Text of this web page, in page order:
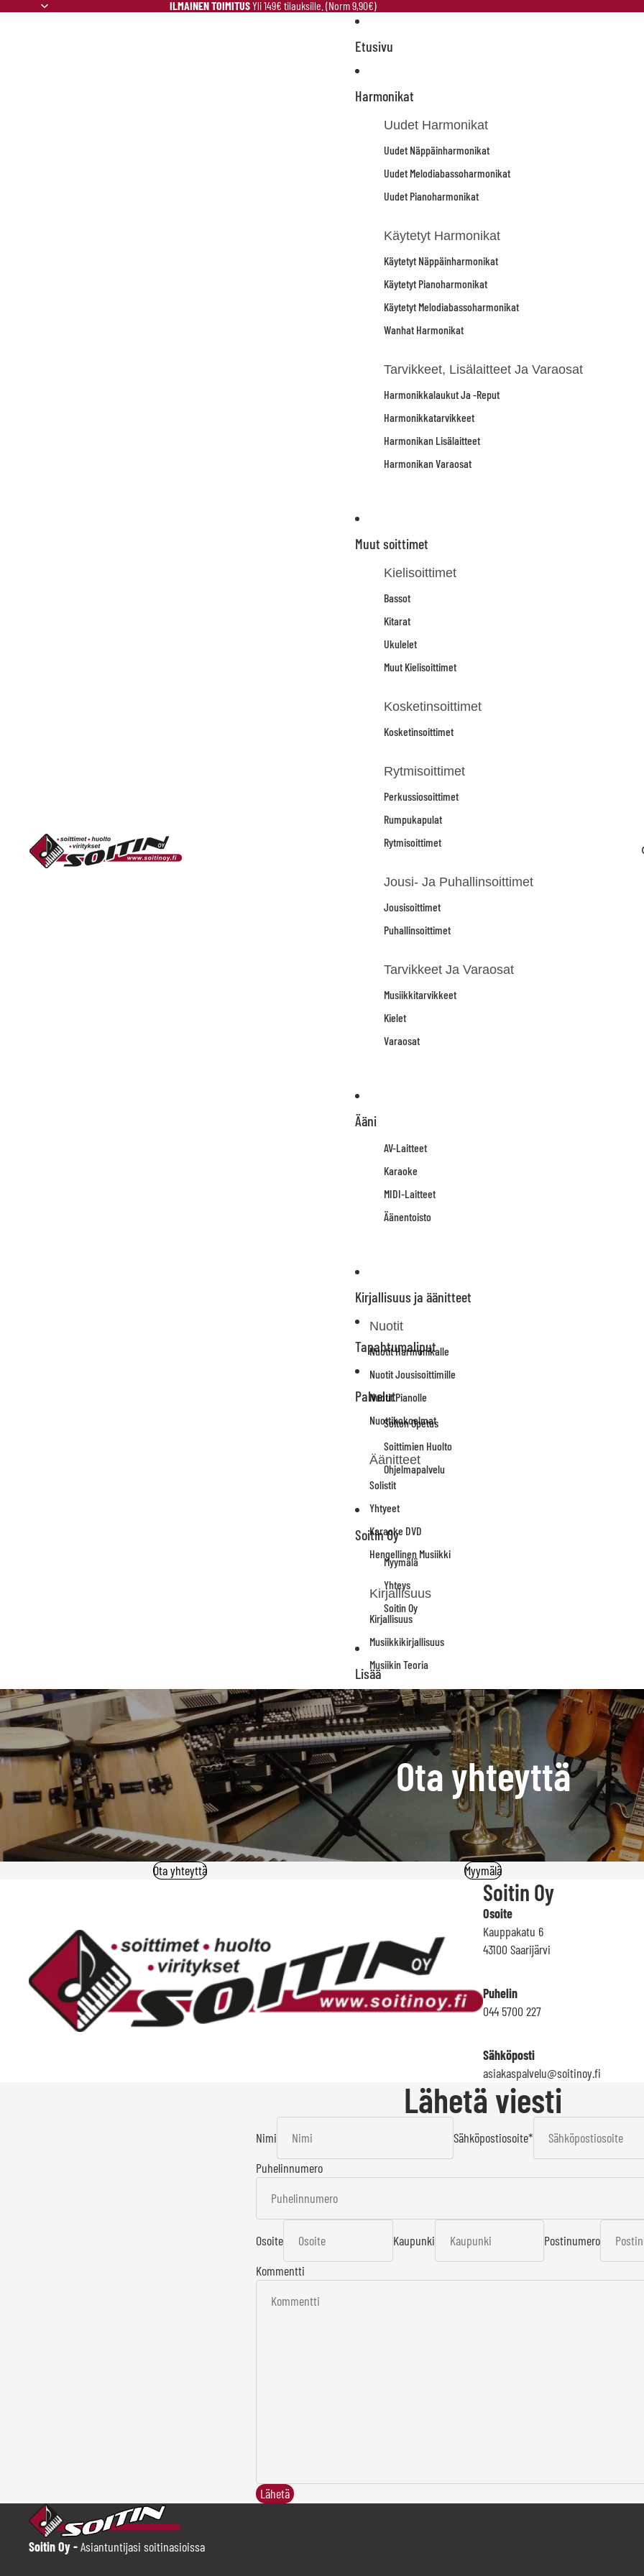
ILMAINEN TOIMITUSYli 149€ tilauksille. (Norm 9,90€)
Etusivu
Harmonikat
Uudet Harmonikat
Uudet Näppäinharmonikat
Uudet Melodiabassoharmonikat
Uudet Pianoharmonikat
Käytetyt Harmonikat
Käytetyt Näppäinharmonikat
Käytetyt Pianoharmonikat
Käytetyt Melodiabassoharmonikat
Wanhat Harmonikat
Tarvikkeet, Lisälaitteet Ja Varaosat
Harmonikkalaukut Ja -reput
Harmonikkatarvikkeet
Harmonikan Lisälaitteet
Harmonikan Varaosat
Muut soittimet
Kielisoittimet
Bassot
Kitarat
Ukulelet
Muut Kielisoittimet
Kosketinsoittimet
Kosketinsoittimet
Rytmisoittimet
Perkussiosoittimet
Rumpukapulat
Rytmisoittimet
Jousi- Ja Puhallinsoittimet
Jousisoittimet
Puhallinsoittimet
Tarvikkeet Ja Varaosat
Musiikkitarvikkeet
Kielet
Varaosat
Ääni
AV-Laitteet
Karaoke
MIDI-Laitteet
Äänentoisto
Kirjallisuus ja äänitteet
Nuotit
Nuotit Harmonikalle
Nuotit Jousisoittimille
Nuotit Pianolle
Nuottikokoelmat
Äänitteet
Solistit
Yhtyeet
Karaoke DVD
Hengellinen Musiikki
Kirjallisuus
Kirjallisuus
Musiikkikirjallisuus
Musiikin Teoria
Tapahtumaliput
Palvelut
Soiton Opetus
Soittimien Huolto
Ohjelmapalvelu
Soitin Oy
Myymälä
Yhteys
Soitin Oy
Lisää
Ota yhteyttä
Ota yhteyttä Myymälä
Soitin Oy
Osoite
Kauppakatu 6
43100 Saarijärvi
Puhelin
044 5700 227
Sähköposti
asiakaspalvelu@soitinoy.fi
Lähetä viesti
Nimi Sähköpostiosoite*
Puhelinnumero
Osoite Kaupunki
Postinumero
Kommentti
Lähetä
Soitin Oy -Asiantuntijasi soitinasioissa